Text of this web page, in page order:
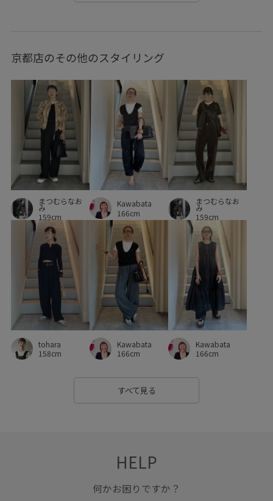
京都店のその他のスタイリング
まつむらなお
み
159cm
Kawabata
166cm
まつむらなお
み
159cm
tohara
158cm
Kawabata
166cm
Kawabata
166cm
すべて見る
HELP
何かお困りですか？